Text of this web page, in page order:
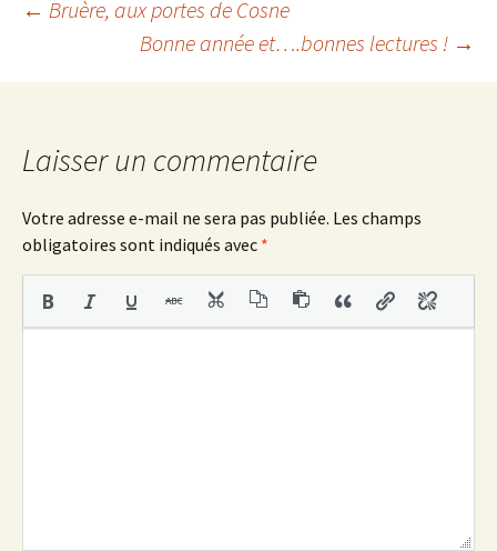
k
Navigation
des
articles
← Bruère, aux portes de Cosne
Bonne année et….bonnes lectures ! →
Laisser un commentaire
Votre adresse e-mail ne sera pas publiée. Les champs
obligatoires sont indiqués avec *